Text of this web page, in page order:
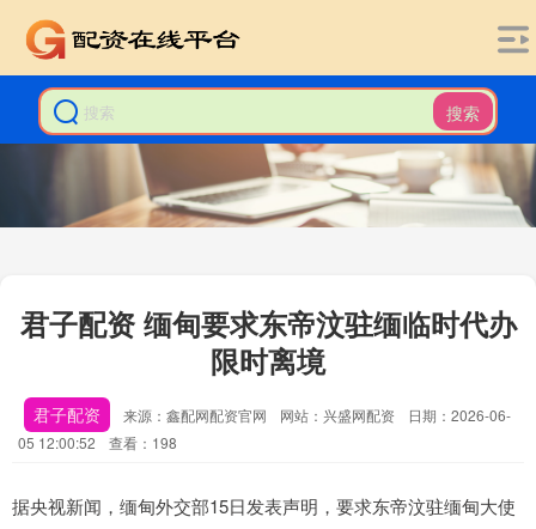
搜索
君子配资 缅甸要求东帝汶驻缅临时代办
限时离境
君子配资 来源：鑫配网配资官网 网站：兴盛网配资
日期：2026-06-
05 12:00:52
查看：198
据央视新闻，缅甸外交部15日发表声明，要求东帝汶驻缅甸大使